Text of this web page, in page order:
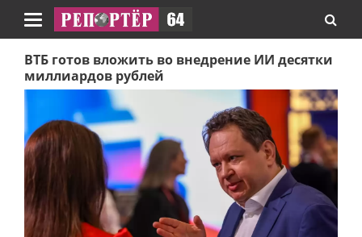
Навигация
ВТБ готов вложить во внедрение ИИ десятки
миллиардов рублей